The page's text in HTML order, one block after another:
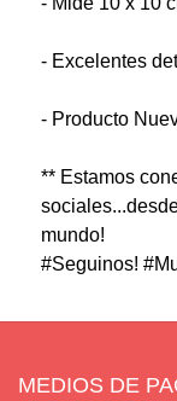
- Excelentes
- Producto
** Estamos
mundo!
#Seguinos!
MEDIOS DE